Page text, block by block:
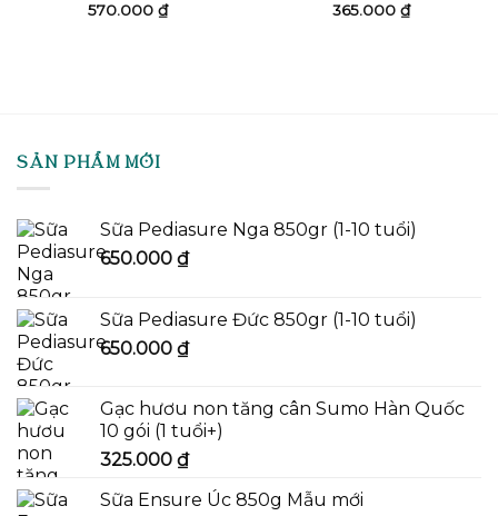
570.000 ₫
365.000 ₫
SẢN PHẨM MỚI
Sữa Pediasure Nga 850gr (1-10 tuổi)
650.000 ₫
Sữa Pediasure Đức 850gr (1-10 tuổi)
650.000 ₫
Gạc hươu non tăng cân Sumo Hàn Quốc
10 gói (1 tuổi+)
325.000 ₫
Sữa Ensure Úc 850g Mẫu mới